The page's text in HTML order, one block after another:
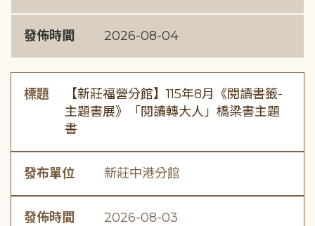
發佈時間 2026-08-04
標題
【新莊福營分館】115年8月《閱讀書籤-
主題書展》「閱讀轉大人」橋梁書主題
書
發布單位 新莊中港分館
發佈時間 2026-08-03